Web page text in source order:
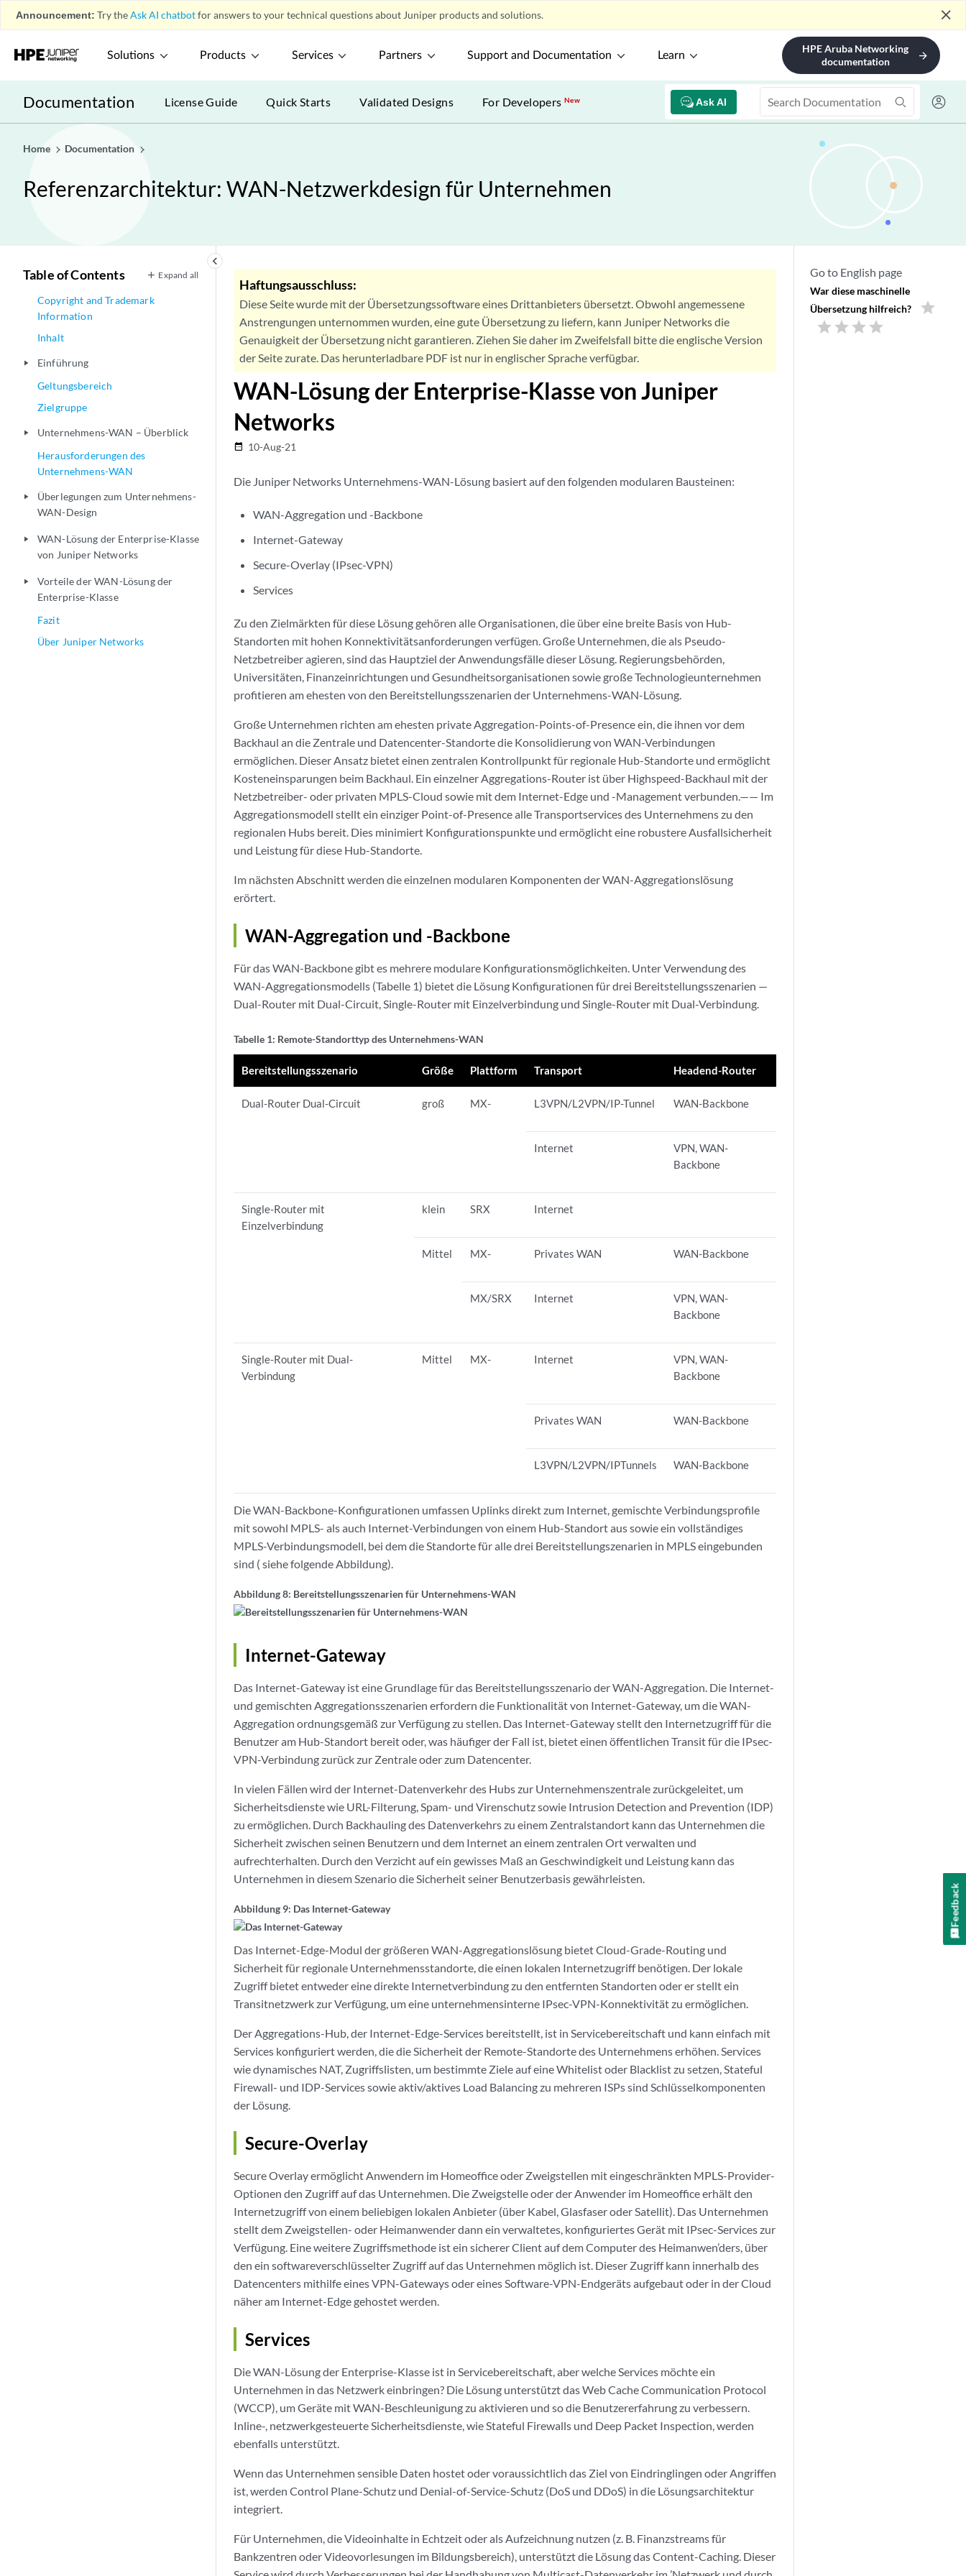
Announcement: Try theAsk AI chatbotfor answers to your technical questions about Juniper products and solutions. close
Solutions Products Services Partners Support and Documentation Learn
HPE Aruba Networking
documentation
arrow_forward
Documentation Ask AI
License Guide Quick Starts Validated Designs For DevelopersNew
Home Documentation
Referenzarchitektur: WAN-Netzwerkdesign für Unternehmen
keyboard_arrow_left
Table of Contents Expand all
Copyright and Trademark
Information
Inhalt
play_arrow
Einführung
Geltungsbereich
Zielgruppe
play_arrow
Unternehmens-WAN – Überblick
Herausforderungen des
Unternehmens-WAN
play_arrow
Überlegungen zum Unternehmens-
WAN-Design
play_arrow
WAN-Lösung der Enterprise-Klasse
von Juniper Networks
play_arrow
Vorteile der WAN-Lösung der
Enterprise-Klasse
Fazit
Über Juniper Networks
Go to English page
War diese maschinelle
Übersetzung hilfreich?
star
star star star star
Haftungsausschluss:
Diese Seite wurde mit der Übersetzungssoftware eines Drittanbieters übersetzt. Obwohl angemessene
Anstrengungen unternommen wurden, eine gute Übersetzung zu liefern, kann Juniper Networks die
Genauigkeit der Übersetzung nicht garantieren. Ziehen Sie daher im Zweifelsfall bitte die englische Version
der Seite zurate. Das herunterladbare PDF ist nur in englischer Sprache verfügbar.
WAN-Lösung der Enterprise-Klasse von Juniper
Networks
date_range 10-Aug-21
Die Juniper Networks Unternehmens-WAN-Lösung basiert auf den folgenden modularen Bausteinen:
WAN-Aggregation und -Backbone
Internet-Gateway
Secure-Overlay (IPsec-VPN)
Services
Zu den Zielmärkten für diese Lösung gehören alle Organisationen, die über eine breite Basis von Hub-
Standorten mit hohen Konnektivitätsanforderungen verfügen. Große Unternehmen, die als Pseudo-
Netzbetreiber agieren, sind das Hauptziel der Anwendungsfälle dieser Lösung. Regierungsbehörden,
Universitäten, Finanzeinrichtungen und Gesundheitsorganisationen sowie große Technologieunternehmen
profitieren am ehesten von den Bereitstellungsszenarien der Unternehmens-WAN-Lösung.
Große Unternehmen richten am ehesten private Aggregation-Points-of-Presence ein, die ihnen vor dem
Backhaul an die Zentrale und Datencenter-Standorte die Konsolidierung von WAN-Verbindungen
ermöglichen. Dieser Ansatz bietet einen zentralen Kontrollpunkt für regionale Hub-Standorte und ermöglicht
Kosteneinsparungen beim Backhaul. Ein einzelner Aggregations-Router ist über Highspeed-Backhaul mit der
Netzbetreiber- oder privaten MPLS-Cloud sowie mit dem Internet-Edge und -Management verbunden.—— Im
Aggregationsmodell stellt ein einziger Point-of-Presence alle Transportservices des Unternehmens zu den
regionalen Hubs bereit. Dies minimiert Konfigurationspunkte und ermöglicht eine robustere Ausfallsicherheit
und Leistung für diese Hub-Standorte.
Im nächsten Abschnitt werden die einzelnen modularen Komponenten der WAN-Aggregationslösung
erörtert.
WAN-Aggregation und -Backbone
Für das WAN-Backbone gibt es mehrere modulare Konfigurationsmöglichkeiten. Unter Verwendung des
WAN-Aggregationsmodells (Tabelle 1) bietet die Lösung Konfigurationen für drei Bereitstellungsszenarien —
Dual-Router mit Dual-Circuit, Single-Router mit Einzelverbindung und Single-Router mit Dual-Verbindung.
Tabelle 1: Remote-Standorttyp des Unternehmens-WAN
Bereitstellungsszenario Größe Plattform Transport Headend-Router
Dual-Router Dual-Circuit groß MX- L3VPN/L2VPN/IP-Tunnel WAN-Backbone
Internet
VPN, WAN-
Backbone
Single-Router mit
Einzelverbindung
klein SRX Internet
Mittel MX- Privates WAN WAN-Backbone
MX/SRX Internet
VPN, WAN-
Backbone
Single-Router mit Dual-
Verbindung
Mittel MX- Internet
VPN, WAN-
Backbone
Privates WAN WAN-Backbone
L3VPN/L2VPN/IPTunnels WAN-Backbone
Die WAN-Backbone-Konfigurationen umfassen Uplinks direkt zum Internet, gemischte Verbindungsprofile
mit sowohl MPLS- als auch Internet-Verbindungen von einem Hub-Standort aus sowie ein vollständiges
MPLS-Verbindungsmodell, bei dem die Standorte für alle drei Bereitstellungszenarien in MPLS eingebunden
sind ( siehe folgende Abbildung).
Abbildung 8: Bereitstellungsszenarien für Unternehmens-WAN
Internet-Gateway
Das Internet-Gateway ist eine Grundlage für das Bereitstellungsszenario der WAN-Aggregation. Die Internet-
und gemischten Aggregationsszenarien erfordern die Funktionalität von Internet-Gateway, um die WAN-
Aggregation ordnungsgemäß zur Verfügung zu stellen. Das Internet-Gateway stellt den Internetzugriff für die
Benutzer am Hub-Standort bereit oder, was häufiger der Fall ist, bietet einen öffentlichen Transit für die IPsec-
VPN-Verbindung zurück zur Zentrale oder zum Datencenter.
In vielen Fällen wird der Internet-Datenverkehr des Hubs zur Unternehmenszentrale zurückgeleitet, um
Sicherheitsdienste wie URL-Filterung, Spam- und Virenschutz sowie Intrusion Detection and Prevention (IDP)
zu ermöglichen. Durch Backhauling des Datenverkehrs zu einem Zentralstandort kann das Unternehmen die
Sicherheit zwischen seinen Benutzern und dem Internet an einem zentralen Ort verwalten und
aufrechterhalten. Durch den Verzicht auf ein gewisses Maß an Geschwindigkeit und Leistung kann das
Unternehmen in diesem Szenario die Sicherheit seiner Benutzerbasis gewährleisten.
Abbildung 9: Das Internet-Gateway
Das Internet-Edge-Modul der größeren WAN-Aggregationslösung bietet Cloud-Grade-Routing und
Sicherheit für regionale Unternehmensstandorte, die einen lokalen Internetzugriff benötigen. Der lokale
Zugriff bietet entweder eine direkte Internetverbindung zu den entfernten Standorten oder er stellt ein
Transitnetzwerk zur Verfügung, um eine unternehmensinterne IPsec-VPN-Konnektivität zu ermöglichen.
Der Aggregations-Hub, der Internet-Edge-Services bereitstellt, ist in Servicebereitschaft und kann einfach mit
Services konfiguriert werden, die die Sicherheit der Remote-Standorte des Unternehmens erhöhen. Services
wie dynamisches NAT, Zugriffslisten, um bestimmte Ziele auf eine Whitelist oder Blacklist zu setzen, Stateful
Firewall- und IDP-Services sowie aktiv/aktives Load Balancing zu mehreren ISPs sind Schlüsselkomponenten
der Lösung.
Secure-Overlay
Secure Overlay ermöglicht Anwendern im Homeoffice oder Zweigstellen mit eingeschränkten MPLS-Provider-
Optionen den Zugriff auf das Unternehmen. Die Zweigstelle oder der Anwender im Homeoffice erhält den
Internetzugriff von einem beliebigen lokalen Anbieter (über Kabel, Glasfaser oder Satellit). Das Unternehmen
stellt dem Zweigstellen- oder Heimanwender dann ein verwaltetes, konfiguriertes Gerät mit IPsec-Services zur
Verfügung. Eine weitere Zugriffsmethode ist ein sicherer Client auf dem Computer des Heimanwen’ders, über
den ein softwareverschlüsselter Zugriff auf das Unternehmen möglich ist. Dieser Zugriff kann innerhalb des
Datencenters mithilfe eines VPN-Gateways oder eines Software-VPN-Endgeräts aufgebaut oder in der Cloud
näher am Internet-Edge gehostet werden.
Services
Die WAN-Lösung der Enterprise-Klasse ist in Servicebereitschaft, aber welche Services möchte ein
Unternehmen in das Netzwerk einbringen? Die Lösung unterstützt das Web Cache Communication Protocol
(WCCP), um Geräte mit WAN-Beschleunigung zu aktivieren und so die Benutzererfahrung zu verbessern.
Inline-, netzwerkgesteuerte Sicherheitsdienste, wie Stateful Firewalls und Deep Packet Inspection, werden
ebenfalls unterstützt.
Wenn das Unternehmen sensible Daten hostet oder voraussichtlich das Ziel von Eindringlingen oder Angriffen
ist, werden Control Plane-Schutz und Denial-of-Service-Schutz (DoS und DDoS) in die Lösungsarchitektur
integriert.
Für Unternehmen, die Videoinhalte in Echtzeit oder als Aufzeichnung nutzen (z. B. Finanzstreams für
Bankzentren oder Videovorlesungen im Bildungsbereich), unterstützt die Lösung das Content-Caching. Dieser
Feedback